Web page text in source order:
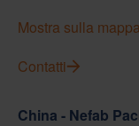
Mostra sulla
Contatti
China - Nefab